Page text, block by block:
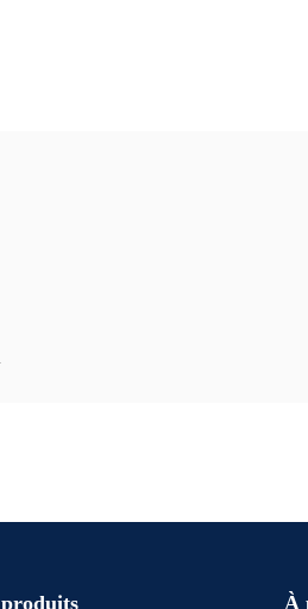
produits À